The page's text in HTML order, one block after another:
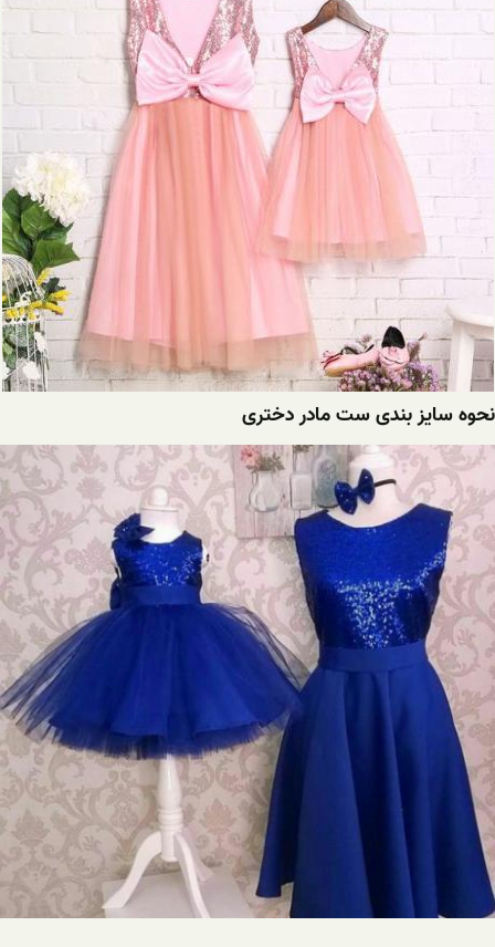
نحوه سایز بندی ست مادر دختری